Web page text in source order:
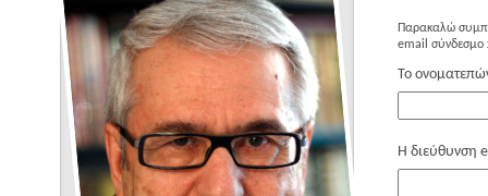
Παρακαλώ
email σύνδεσμο
Το
Η διεύθυνση